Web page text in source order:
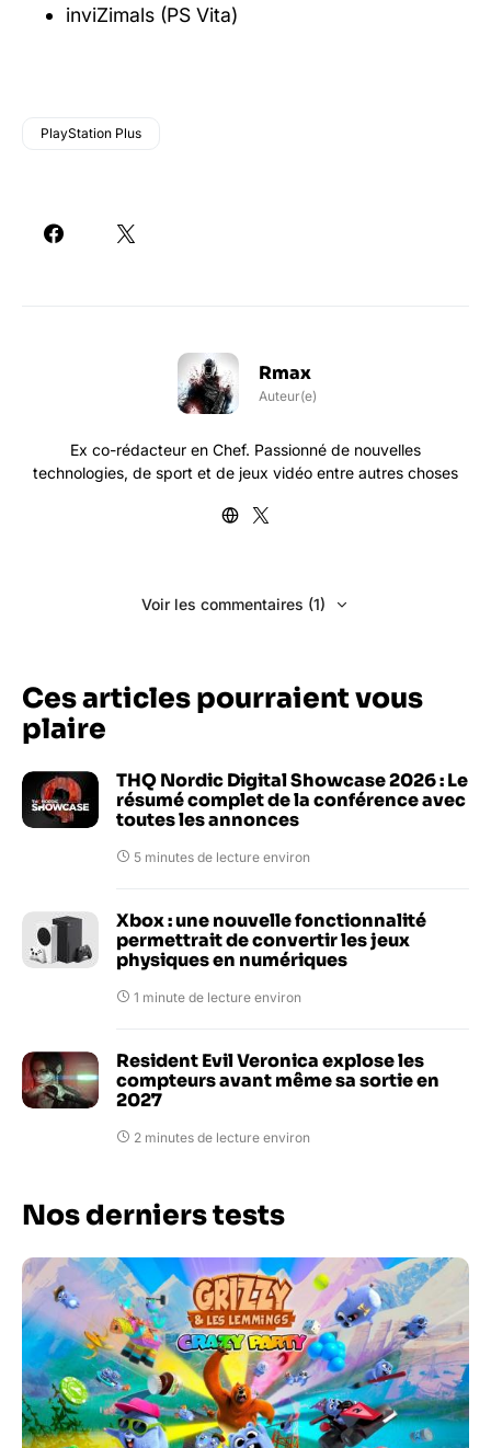
inviZimals (PS Vita)
PlayStation Plus
Rmax
Auteur(e)
Ex co-rédacteur en Chef. Passionné de nouvelles
technologies, de sport et de jeux vidéo entre autres choses
Voir les commentaires (1)
Ces articles pourraient vous
plaire
THQ Nordic Digital Showcase 2026 : Le
résumé complet de la conférence avec
toutes les annonces
5 minutes de lecture environ
Xbox : une nouvelle fonctionnalité
permettrait de convertir les jeux
physiques en numériques
1 minute de lecture environ
Resident Evil Veronica explose les
compteurs avant même sa sortie en
2027
2 minutes de lecture environ
Nos derniers tests